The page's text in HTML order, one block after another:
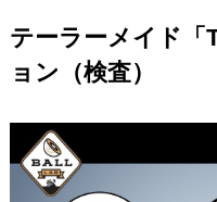
テーラーメイド「
ョン（検査）